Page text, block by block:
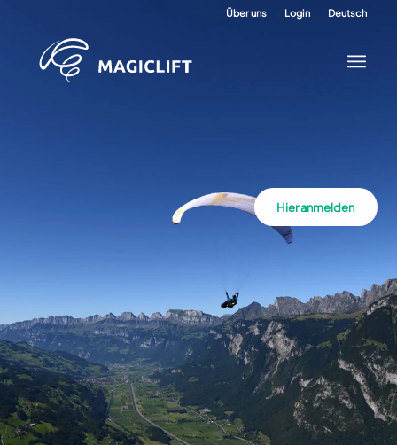
Über uns Login Deutsch
Hier anmelden